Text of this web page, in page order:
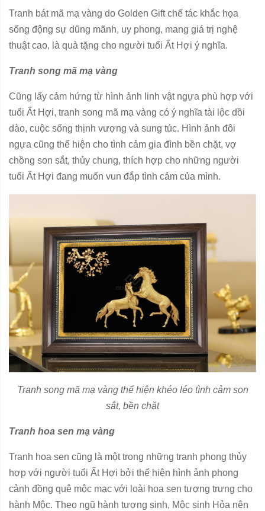
Tranh bát mã mạ vàng do Golden Gift chế tác khắc họa
sống động sự dũng mãnh, uy phong, mang giá trị nghệ
thuật cao, là quà tặng cho người tuổi Ất Hợi ý nghĩa.
Tranh song mã mạ vàng
Cũng lấy cảm hứng từ hình ảnh linh vật ngựa phù hợp với
tuổi Ất Hợi, tranh song mã mạ vàng có ý nghĩa tài lộc dồi
dào, cuộc sống thịnh vượng và sung túc. Hình ảnh đôi
ngựa cũng thể hiện cho tình cảm gia đình bền chặt, vợ
chồng son sắt, thủy chung, thích hợp cho những người
tuổi Ất Hợi đang muốn vun đắp tình cảm của mình.
Tranh song mã mạ vàng thể hiện khéo léo tình cảm son
sắt, bền chặt
Tranh hoa sen mạ vàng
Tranh hoa sen cũng là một trong những tranh phong thủy
hợp với người tuổi Ất Hợi bởi thể hiện hình ảnh phong
cảnh đồng quê mộc mạc với loài hoa sen tượng trưng cho
hành Mộc. Theo ngũ hành tương sinh, Mộc sinh Hỏa nên